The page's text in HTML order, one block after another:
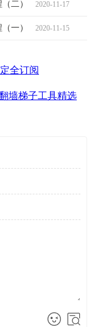
二） 2020-11-17
一） 2020-11-15
全订阅
墙梯子工具精选